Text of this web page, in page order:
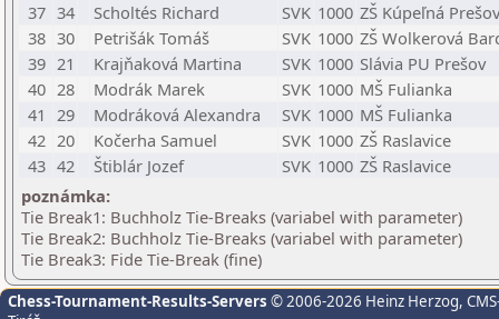
37 34 Scholtés Richard SVK 1000 ZŠ Kúpeľná Prešov
38 30 Petrišák Tomáš SVK 1000 ZŠ Wolkerová
39 21 Krajňaková Martina SVK 1000 Slávia PU Prešov
40 28 Modrák Marek SVK 1000 MŠ Fulianka
41 29 Modráková Alexandra SVK 1000 MŠ Fulianka
42 20 Kočerha Samuel SVK 1000 ZŠ Raslavice
43 42 Štiblár Jozef SVK 1000 ZŠ Raslavice
poznámka:
Tie Break1: Buchholz Tie-Breaks (variabel with parameter)
Tie Break2: Buchholz Tie-Breaks (variabel with parameter)
Tie Break3: Fide Tie-Break (fine)
Chess-Tournament-Results-Servers © 2006-2026 Heinz Herzog,